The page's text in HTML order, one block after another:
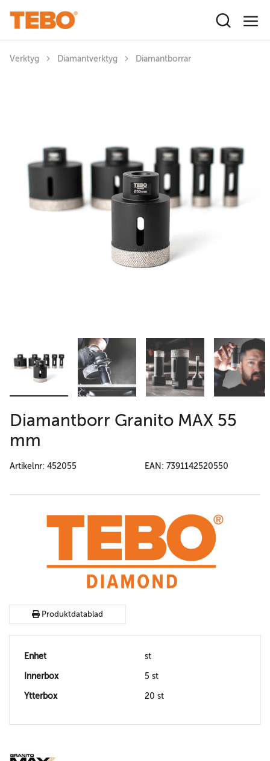
Verktyg Diamantverktyg Diamantborrar
Diamantborr Granito MAX 55
mm
Artikelnr: 452055 EAN: 7391142520550
Produktdatablad
Enhet st
Innerbox 5 st
Ytterbox 20 st